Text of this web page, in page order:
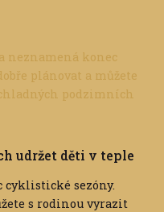
udržet děti v teple
cyklistické sezóny.
s rodinou vyrazit